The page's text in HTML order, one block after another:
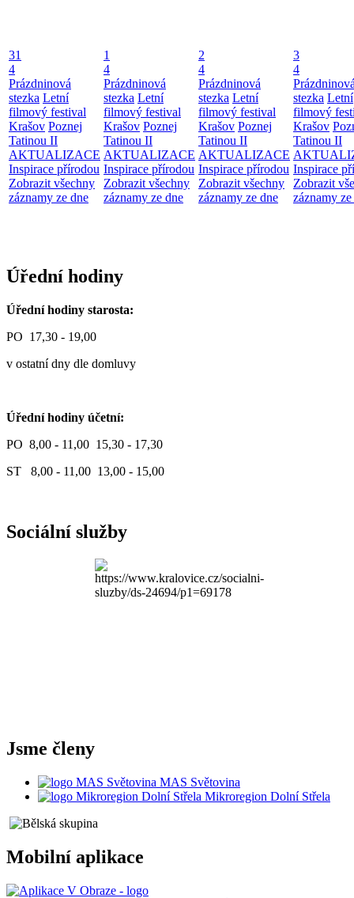
31
4
Prázdninová
stezka Letní
filmový festival
Krašov Poznej
Tatinou II
AKTUALIZACE
Inspirace přírodou
Zobrazit všechny
záznamy ze dne
1
4
Prázdninová
stezka Letní
filmový festival
Krašov Poznej
Tatinou II
AKTUALIZACE
Inspirace přírodou
Zobrazit všechny
záznamy ze dne
2
4
Prázdninová
stezka Letní
filmový festival
Krašov Poznej
Tatinou II
AKTUALIZACE
Inspirace přírodou
Zobrazit všechny
záznamy ze dne
3
4
stezka Letní
filmový
Krašov
Tatinou II
Inspirace
Zobrazit
záznamy
Úřední hodiny
Úřední hodiny starosta:
PO 17,30 - 19,00
v ostatní dny dle domluvy
Úřední hodiny účetní:
PO 8,00 - 11,00 15,30 - 17,30
ST 8,00 - 11,00 13,00 - 15,00
Sociální služby
Jsme členy
MAS Světovina
Mikroregion Dolní Střela
Mobilní aplikace